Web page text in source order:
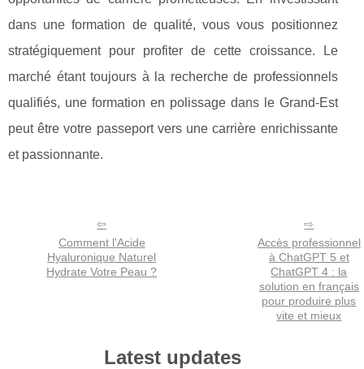
dans une formation de qualité, vous vous positionnez
stratégiquement pour profiter de cette croissance. Le
marché étant toujours à la recherche de professionnels
qualifiés, une formation en polissage dans le Grand-Est
peut être votre passeport vers une carrière enrichissante
et passionnante.
Comment l'Acide
Hyaluronique Naturel
Hydrate Votre Peau ?
Accès professionnel
à ChatGPT 5 et
ChatGPT 4 : la
solution en français
pour produire plus
vite et mieux
Latest updates